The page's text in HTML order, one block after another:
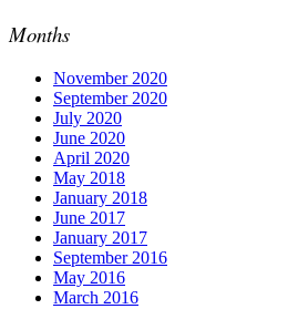
Months
November 2020
September 2020
July 2020
June 2020
April 2020
May 2018
January 2018
June 2017
January 2017
September 2016
May 2016
March 2016